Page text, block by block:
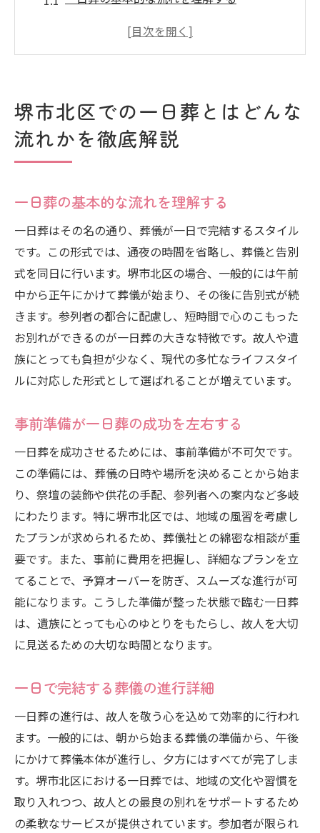
事前準備が一日葬の成功を左右する
堺市北区での一日葬に関するよくある質問
一日葬の魅力を堺市北区の文化と共に探る
地元文化が一日葬に与える影響
堺市北区の伝統が生かされる一日葬
堺市北区での一日葬が心に残る理由
文化的背景を考慮した一日葬の利点
堺市北区での一日葬と地域コミュニティの
関係
忙しい現代人に最適堺市北区の一日葬の進化
一日葬の進化とその背景
時間短縮がもたらす現代的利便性
現代ライフスタイルに合わせた一日葬
一日葬の新しいアプローチ
堺市北区で支持される一日葬の進化
一日葬が堺市北区で注目される理由を紐解く
一日葬の人気が高まる背景
堺市北区での一日葬利用者の声
一日葬が選ばれる理由を探る
堺市北区特有の要因と一日葬
費用対効果が評価される一日葬
堺市北区での一日葬の社会的意義
一日葬を選ぶためのガイドライン
葬儀業者選びのポイント
堺市北区での一日葬の申し込み手順
一日葬を選ぶ利点と注意点
効率的な一日葬計画の立て方
堺市北区での一日葬の選択肢を探る
堺市北区での一日葬とはどんな
流れかを徹底解説
一日葬の基本的な流れを理解する
一日葬はその名の通り、葬儀が一日で完結するスタイル
です。この形式では、通夜の時間を省略し、葬儀と告別
式を同日に行います。堺市北区の場合、一般的には午前
中から正午にかけて葬儀が始まり、その後に告別式が続
きます。参列者の都合に配慮し、短時間で心のこもった
お別れができるのが一日葬の大きな特徴です。故人や遺
族にとっても負担が少なく、現代の多忙なライフスタイ
ルに対応した形式として選ばれることが増えています。
事前準備が一日葬の成功を左右する
一日葬を成功させるためには、事前準備が不可欠です。
この準備には、葬儀の日時や場所を決めることから始ま
り、祭壇の装飾や供花の手配、参列者への案内など多岐
にわたります。特に堺市北区では、地域の風習を考慮し
たプランが求められるため、葬儀社との綿密な相談が重
要です。また、事前に費用を把握し、詳細なプランを立
てることで、予算オーバーを防ぎ、スムーズな進行が可
能になります。こうした準備が整った状態で臨む一日葬
は、遺族にとっても心のゆとりをもたらし、故人を大切
に見送るための大切な時間となります。
一日で完結する葬儀の進行詳細
一日葬の進行は、故人を敬う心を込めて効率的に行われ
ます。一般的には、朝から始まる葬儀の準備から、午後
にかけて葬儀本体が進行し、夕方にはすべてが完了しま
す。堺市北区における一日葬では、地域の文化や習慣を
取り入れつつ、故人との最良の別れをサポートするため
の柔軟なサービスが提供されています。参加者が限られ